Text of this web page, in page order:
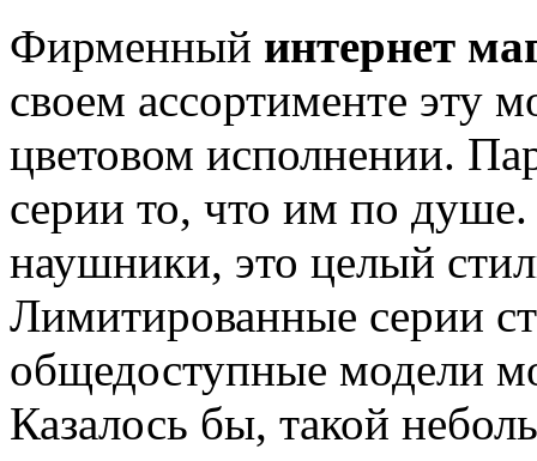
Фирменный интернет
своем ассортименте эту
цветовом исполнении.
серии то, что им по
наушники, это целый
Лимитированные серии
общедоступные модели
Казалось бы, такой